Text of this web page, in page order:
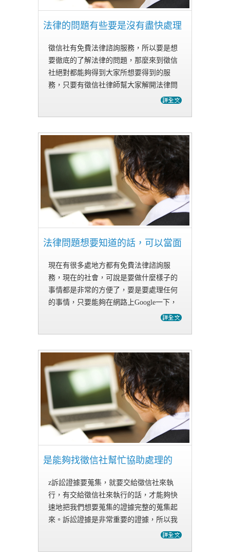
法律的問題有些要是沒有盡快處理
徵信社有免費法律諮詢服務，所以要是想
要徹底的了解法律的問題，那麼來到徵信
社絕對都能夠得到大家所想要得到的服
務，只要有徵信社律師幫大家解開法律問
題，大家就能夠明白自己所想要明白的法
相…
法律問題想要知道的話，可以當面
現在有很多處地方都有免費法律諮詢服
務，現在的社會，可說是要做什麼樣子的
事情都是非常的方便了，要是要處理任何
的事情，只要能夠在網路上Google一下，
也許就能夠立即的找到自己所需要得到的
是能夠找徵信社幫忙協助處理的
z訴訟證據要蒐集，就要交給徵信社來執
行，有交給徵信社來執行的話，才能夠快
速地把我們想要蒐集的證據完整的蒐集起
來。訴訟證據是非常重要的證據，所以我
們要是想要把證據完整的蒐集起來，就務